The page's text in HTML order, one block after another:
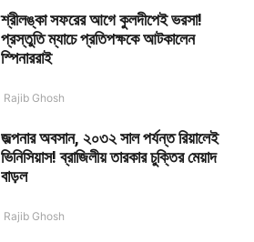
শ্রীলঙ্কা সফরের আগে কুলদীপেই ভরসা!
প্রস্তুতি ম্যাচে প্রতিপক্ষকে আটকালেন
স্পিনাররাই
Rajib Ghosh
জল্পনার অবসান, ২০৩২ সাল পর্যন্ত রিয়ালেই
ভিনিসিয়াস! ব্রাজিলীয় তারকার চুক্তির মেয়াদ
বাড়ল
Rajib Ghosh